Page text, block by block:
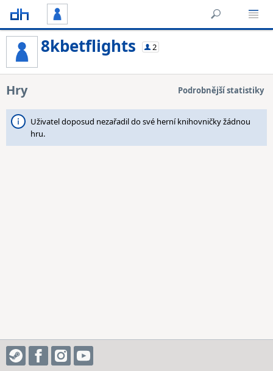
8kbetflights 2
Hry Podrobnější statistiky
Uživatel doposud nezařadil do své herní knihovničky žádnou
hru.